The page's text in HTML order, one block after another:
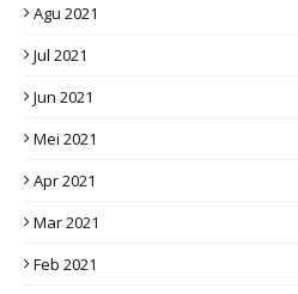
Agu 2021
Jul 2021
Jun 2021
Mei 2021
Apr 2021
Mar 2021
Feb 2021